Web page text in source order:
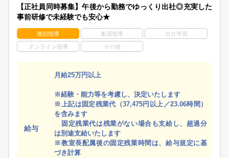
【正社員同時募集】午後から勤務でゆっくり出社◎充実した
事前研修で未経験でも安心★
個別指導 集団指導 自立学習
オンライン指導 その他
給与
月給25万円以上
※経験・能力等を考慮し、決定いたします
※上記は固定残業代（37,475円以上／23.06時間）
を含みます
固定残業代は残業がない場合も支給し、超過分
は別途支給いたします
※教室長配属後の固定残業時間は、給与規定に基
づき計算